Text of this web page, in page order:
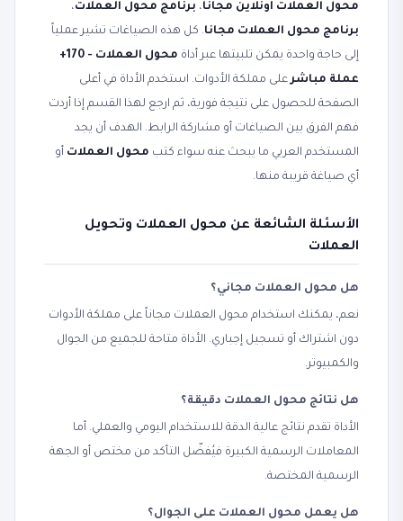
محول العملات أونلاين مجاناً، برنامج محول العملات،
برنامج محول العملات مجانا. كل هذه الصياغات تشير عملياً
إلى حاجة واحدة يمكن تلبيتها عبر أداة
محول العملات - 170+
عملة مباشرعلى مملكة الأدوات. استخدم الأداة في أعلى
الصفحة للحصول على نتيجة فورية، ثم ارجع لهذا القسم إذا أردت
فهم الفرق بين الصياغات أو مشاركة الرابط. الهدف أن يجد
المستخدم العربي ما يبحث عنه سواء كتب محول العملات أو
أي صياغة قريبة منها.
الأسئلة الشائعة عن محول العملات وتحويل
العملات
هل محول العملات مجاني؟
نعم، يمكنك استخدام محول العملات مجاناً على مملكة الأدوات
دون اشتراك أو تسجيل إجباري. الأداة متاحة للجميع من الجوال
والكمبيوتر.
هل نتائج محول العملات دقيقة؟
الأداة تقدم نتائج عالية الدقة للاستخدام اليومي والعملي. أما
المعاملات الرسمية الكبيرة فيُفضّل التأكد من مختص أو الجهة
الرسمية المختصة.
هل يعمل محول العملات على الجوال؟